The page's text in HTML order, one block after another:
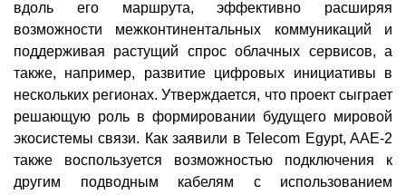
вдоль его маршрута, эффективно расширяя
возможности межконтинентальных коммуникаций и
поддерживая растущий спрос облачных сервисов, а
также, например, развитие цифровых инициативы в
нескольких регионах. Утверждается, что проект сыграет
решающую роль в формировании будущего мировой
экосистемы связи. Как заявили в Telecom Egypt, AAE-2
также воспользуется возможностью подключения к
другим подводным кабелям с использованием